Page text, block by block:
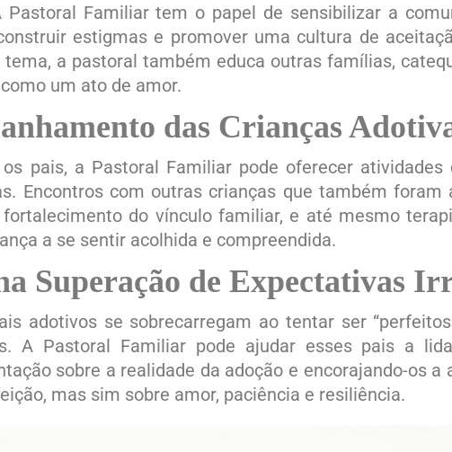
Pastoral Familiar tem o papel de sensibilizar a
estigmas e promover uma cultura de
tema, a pastoral também educa outras famílias,
um ato de amor.
das Crianças
pais, a Pastoral Familiar pode oferecer
Encontros com outras crianças que também
do vínculo familiar, e até mesmo
a se sentir acolhida e compreendida.
Superação de Expectativas
adotivos se sobrecarregam ao tentar ser
A Pastoral Familiar pode ajudar esses pais a
sobre a realidade da adoção e encorajando-os
mas sim sobre amor, paciência e resiliência.